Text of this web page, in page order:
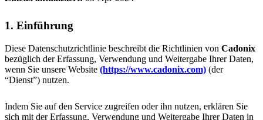
1. Einführung
Diese Datenschutzrichtlinie beschreibt die Richtlinien von Cadonix
bezüglich der Erfassung, Verwendung und Weitergabe Ihrer Daten,
wenn Sie unsere Website (https://www.cadonix.com) (der
“Dienst”) nutzen.
Indem Sie auf den Service zugreifen oder ihn nutzen, erklären Sie
sich mit der Erfassung, Verwendung und Weitergabe Ihrer Daten in